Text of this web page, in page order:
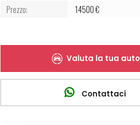
Prezzo:
14500 €
Valuta la tua auto
Contattaci